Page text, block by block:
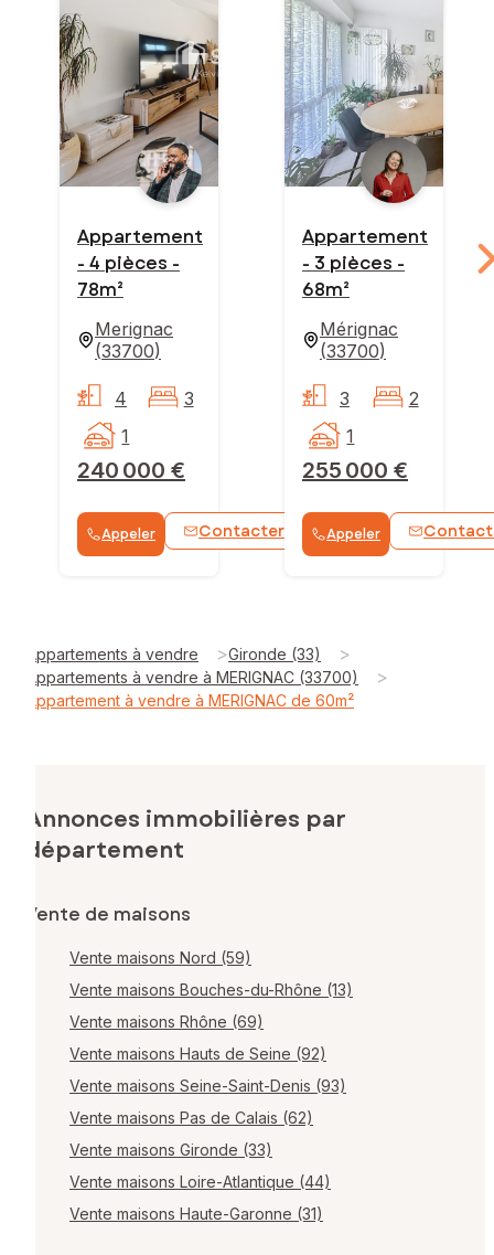
Appartement
- 4 pièces -
78m²
Merignac
(33700)
240 000 €
4
3
1
Appeler Contacter WhatsApp
Appartement
- 3 pièces -
68m²
Mérignac
(33700)
255 000 €
3
2
1
Appeler
Appartements à vendre >Gironde (33) >
Appartements à vendre à MERIGNAC (33700) >
Appartement à vendre à MERIGNAC de 60m²
Annonces immobilières par
département
Vente de maisons
Vente maisons Nord (59)
Vente maisons Bouches-du-Rhône (13)
Vente maisons Rhône (69)
Vente maisons Hauts de Seine (92)
Vente maisons Seine-Saint-Denis (93)
Vente maisons Pas de Calais (62)
Vente maisons Gironde (33)
Vente maisons Loire-Atlantique (44)
Vente maisons Haute-Garonne (31)